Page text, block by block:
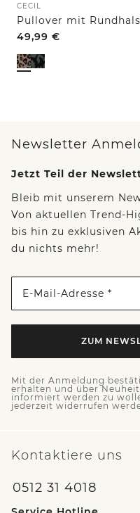
CECIL
49,99 €
Newsletter
Jetzt Teil der
Bleib mit unserem
Von aktuellen Trend-
bis hin zu exklusiven
du nichts mehr!
E-Mail-Adresse *
ZUM
Mit der Anmeldung
erhalten und über
informiert werden zu
jederzeit widerrufen
Kontaktiere uns
0512 31 4018